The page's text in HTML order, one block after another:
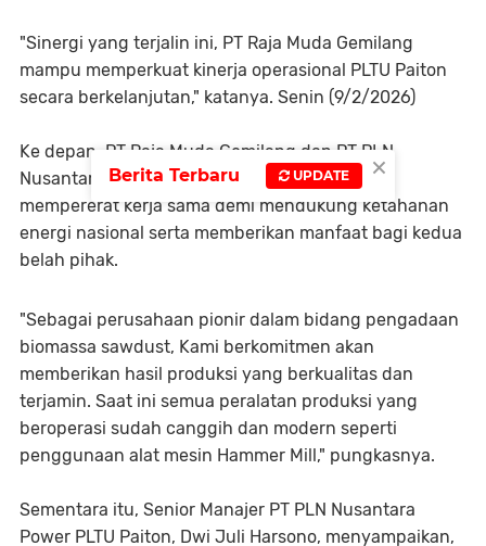
"Sinergi yang terjalin ini, PT Raja Muda Gemilang
mampu memperkuat kinerja operasional PLTU Paiton
secara berkelanjutan," katanya. Senin (9/2/2026)
Ke depan, PT Raja Muda Gemilang dan PT PLN
Nusantara Power PLTU Paiton berkomitmen
mempererat kerja sama demi mendukung ketahanan
energi nasional serta memberikan manfaat bagi kedua
belah pihak.
"Sebagai perusahaan pionir dalam bidang pengadaan
biomassa sawdust, Kami berkomitmen akan
memberikan hasil produksi yang berkualitas dan
terjamin. Saat ini semua peralatan produksi yang
beroperasi sudah canggih dan modern seperti
penggunaan alat mesin Hammer Mill," pungkasnya.
Sementara itu, Senior Manajer PT PLN Nusantara
Power PLTU Paiton, Dwi Juli Harsono, menyampaikan,
×
Berita Terbaru UPDATE